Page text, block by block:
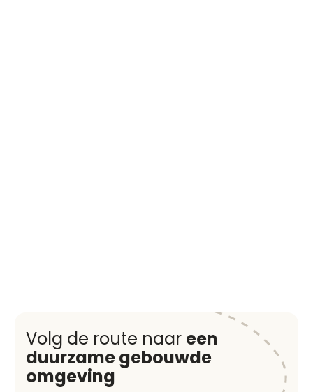
Volg de route naar een
duurzame gebouwde
omgeving